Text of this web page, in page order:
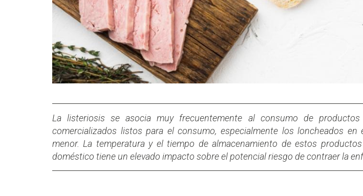
La listeriosis se asocia muy frecuentemente al consumo de productos
comercializados listos para el consumo, especialmente los loncheados
menor. La temperatura y el tiempo de almacenamiento de estos
doméstico tiene un elevado impacto sobre el potencial riesgo de contraer la